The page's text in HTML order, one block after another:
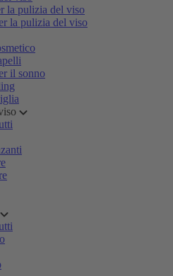
la pulizia del viso
la pulizia del viso
il sonno